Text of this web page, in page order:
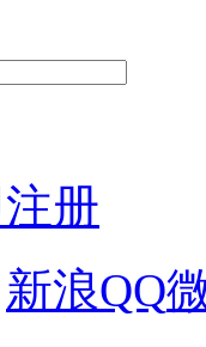
册
新浪QQ